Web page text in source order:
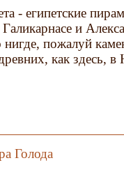
- египетские
и
пожалуй
как здесь,
Голода